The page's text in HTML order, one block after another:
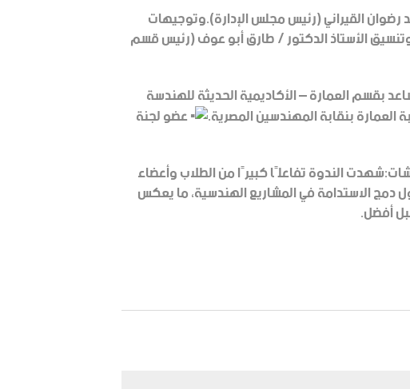
القيراني (رئيس مجلس الإدارة).وتوجيهات
الأستاذ الدكتور / طارق أبو عوف (رئيس قسم
بقسم العمارة – الأكاديمية الحديثة للهندسة
بنقابة المهندسين المصرية. عضو لجنة
الندوة تفاعلًا كبيرًا من الطلاب وأعضاء
دمج الاستدامة في المشاريع الهندسية، ما يعكس
أفضل.